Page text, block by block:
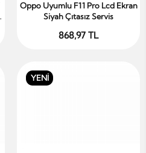
Sepete Ekle
Oppo Uyumlu F11 Pro Lcd Ekran
Siyah Çıtasız Servis
868,97 TL
YENİ